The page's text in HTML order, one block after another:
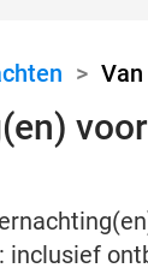
>
inclusief